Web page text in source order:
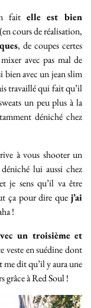
fait elle est bien
cours de réalisation,
, de coupes certes
avec pas mal de
bien avec un jean slim
travaillé qui fait qu’il
un peu plus à la
déniché chez
à vous shooter un
lui aussi chez
je sens qu’il va être
ça pour dire que j’ai
!
un troisième et
veste en suédine dont
dit qu’il y aura une
grâce à Red Soul !